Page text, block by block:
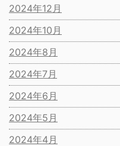
2024年12月
2024年10月
2024年8月
2024年7月
2024年6月
2024年5月
2024年4月